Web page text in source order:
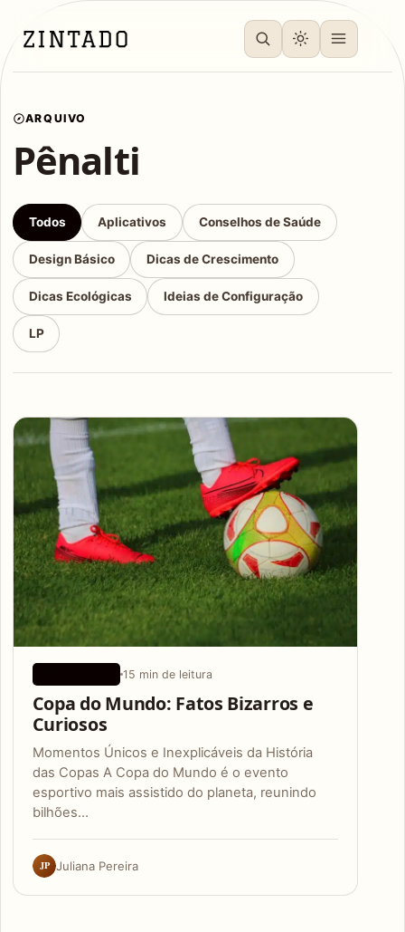
ARQUIVO
Pênalti
Todos Aplicativos Conselhos de Saúde
Design Básico Dicas de Crescimento
Dicas Ecológicas Ideias de Configuração
LP
Articles
15 min de leitura
Copa do Mundo: Fatos Bizarros e
Curiosos
Momentos Únicos e Inexplicáveis da História
das Copas A Copa do Mundo é o evento
esportivo mais assistido do planeta, reunindo
bilhões…
JP Juliana Pereira